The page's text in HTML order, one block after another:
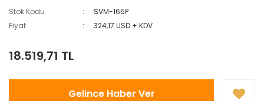
Stok Kodu
SVM-165P
Fiyat
324,17 USD + KDV
18.519,71 TL
Gelince Haber Ver